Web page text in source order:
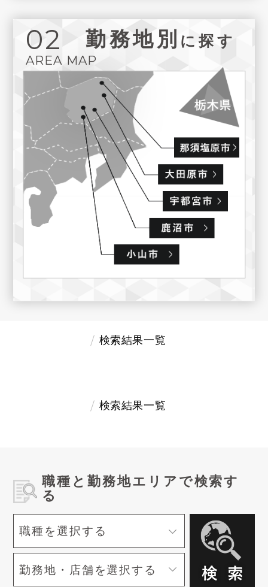
02
AREA MAP
勤務地別 に探す
検索結果一覧
検索結果一覧
職種と勤務地エリアで検索す
る